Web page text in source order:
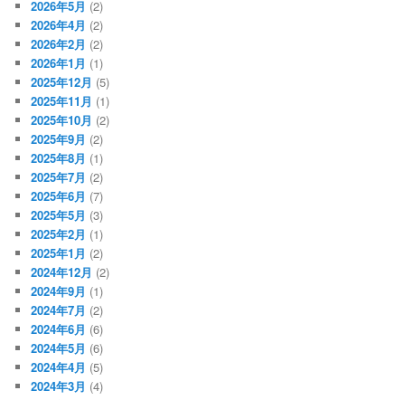
2026年5月 (2)
2026年4月 (2)
2026年2月 (2)
2026年1月 (1)
2025年12月 (5)
2025年11月 (1)
2025年10月 (2)
2025年9月 (2)
2025年8月 (1)
2025年7月 (2)
2025年6月 (7)
2025年5月 (3)
2025年2月 (1)
2025年1月 (2)
2024年12月 (2)
2024年9月 (1)
2024年7月 (2)
2024年6月 (6)
2024年5月 (6)
2024年4月 (5)
2024年3月 (4)